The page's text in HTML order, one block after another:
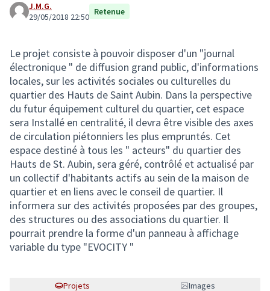
J.M.G.
29/05/2018 22:50 Retenue
Le projet consiste à pouvoir disposer d'un "journal
électronique " de diffusion grand public, d'informations
locales, sur les activités sociales ou culturelles du
quartier des Hauts de Saint Aubin. Dans la perspective
du futur équipement culturel du quartier, cet espace
sera Installé en centralité, il devra être visible des axes
de circulation piétonniers les plus empruntés. Cet
espace destiné à tous les " acteurs" du quartier des
Hauts de St. Aubin, sera géré, contrôlé et actualisé par
un collectif d'habitants actifs au sein de la maison de
quartier et en liens avec le conseil de quartier. Il
informera sur des activités proposées par des groupes,
des structures ou des associations du quartier. Il
pourrait prendre la forme d'un panneau à affichage
variable du type "EVOCITY "
Projets Images